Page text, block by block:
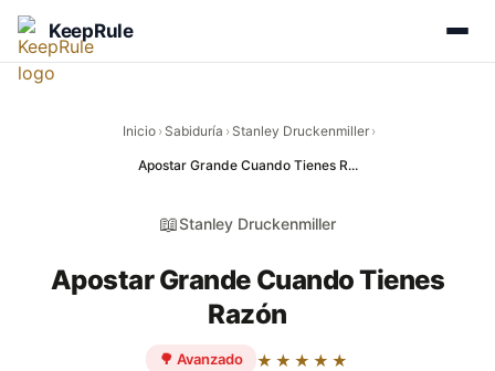
KeepRule
Inicio › Sabiduría › Stanley Druckenmiller ›
Apostar Grande Cuando Tienes R...
📖Stanley Druckenmiller
Apostar Grande Cuando Tienes
Razón
🌳 Avanzado ★★★★★